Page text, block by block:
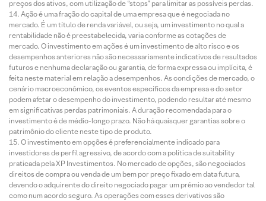
preços dos ativos, com utilização de “stops” para limitar as possíveis perdas.
Ação é uma fração do capital de uma empresa que é negociada no
mercado. É um título de renda variável, ou seja, um investimento no qual a
rentabilidade não é preestabelecida, varia conforme as cotações de
mercado. O investimento em ações é um investimento de alto risco e os
desempenhos anteriores não são necessariamente indicativos de resultados
futuros e nenhuma declaração ou garantia, de forma expressa ou implícita, é
feita neste material em relação a desempenhos. As condições de mercado, o
cenário macroeconômico, os eventos específicos da empresa e do setor
podem afetar o desempenho do investimento, podendo resultar até mesmo
em significativas perdas patrimoniais. A duração recomendada para o
investimento é de médio-longo prazo. Não há quaisquer garantias sobre o
patrimônio do cliente neste tipo de produto.
O investimento em opções é preferencialmente indicado para
investidores de perfil agressivo, de acordo com a política de suitability
praticada pela XP Investimentos. No mercado de opções, são negociados
direitos de compra ou venda de um bem por preço fixado em data futura,
devendo o adquirente do direito negociado pagar um prêmio ao vendedor tal
como num acordo seguro. As operações com esses derivativos são